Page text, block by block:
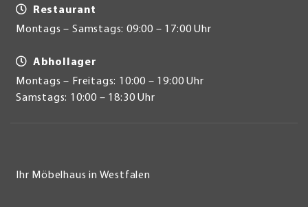
Restaurant
Montags – Samstags: 09:00 – 17:00 Uhr
Abhollager
Montags – Freitags: 10:00 – 19:00 Uhr
Samstags: 10:00 – 18:30 Uhr
Ihr Möbelhaus in Westfalen